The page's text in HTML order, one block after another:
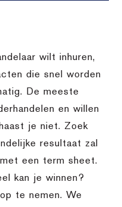
wilt inhuren,
die snel worden
De meeste
en willen
je niet. Zoek
resultaat zal
een term sheet.
kan je winnen?
te nemen. We